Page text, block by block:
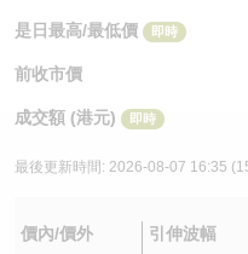
是日最高/最低價 即時
前收市價
成交額 (港元) 即時
最後更新時間: 2026-08-07 16:35
價內/價外
引伸波幅
認股證/牛熊證日誌
認股證文件及公告
牛熊證到期結算價查詢
牛熊證分析儀
中資ETFs溢價比較
AH 股價對照